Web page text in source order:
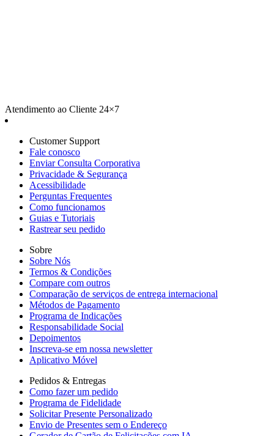
Atendimento ao Cliente 24×7
Customer Support
Fale conosco
Enviar Consulta Corporativa
Privacidade & Segurança
Acessibilidade
Perguntas Frequentes
Como funcionamos
Guias e Tutoriais
Rastrear seu pedido
Sobre
Sobre Nós
Termos & Condições
Compare com outros
Comparação de serviços de entrega internacional
Métodos de Pagamento
Programa de Indicações
Responsabilidade Social
Depoimentos
Inscreva-se em nossa newsletter
Aplicativo Móvel
Pedidos & Entregas
Como fazer um pedido
Programa de Fidelidade
Solicitar Presente Personalizado
Envio de Presentes sem o Endereço